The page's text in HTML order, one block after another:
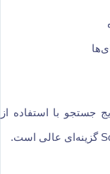
جستجو با استفاده از